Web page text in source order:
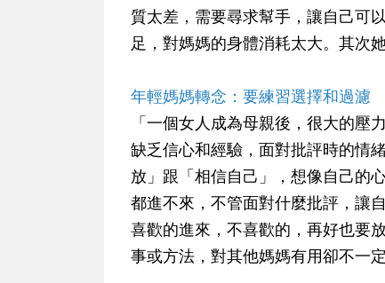
質太差，需要尋求幫手，讓自己可
足，對媽媽的身體消耗太大。其次
年輕媽媽轉念：要練習選擇和過濾
「一個女人成為母親後，很大的壓
缺乏信心和經驗，面對批評時的情
放」跟「相信自己」，想像自己的
都進不來，不管面對什麼批評，讓
喜歡的進來，不喜歡的，再好也要
事或方法，對其他媽媽有用卻不一